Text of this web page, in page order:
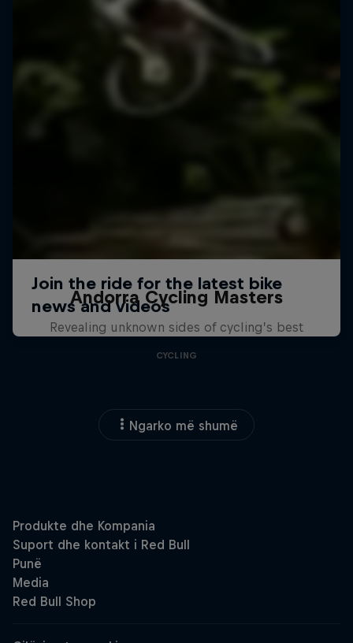
Andorra Cycling Masters
Revealing unknown sides of cycling’s best
CYCLING
Ngarko më shumë